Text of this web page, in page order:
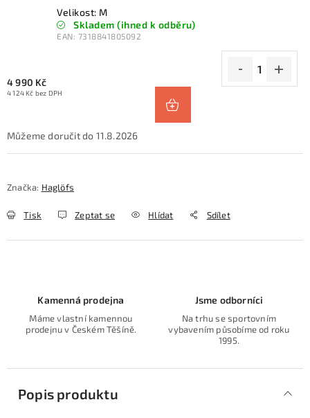
Velikost: M
Skladem (ihned k odběru)
EAN: 7318841805092
4 990 Kč
4 124 Kč bez DPH
11.8.2026
Značka: Haglöfs
Tisk Zeptat se Hlídat Sdílet
Kamenná prodejna
Máme vlastní kamennou
prodejnu v Českém Těšíně.
Jsme odborníci
Na trhu se sportovním
vybavením působíme od roku
1995.
Popis produktu